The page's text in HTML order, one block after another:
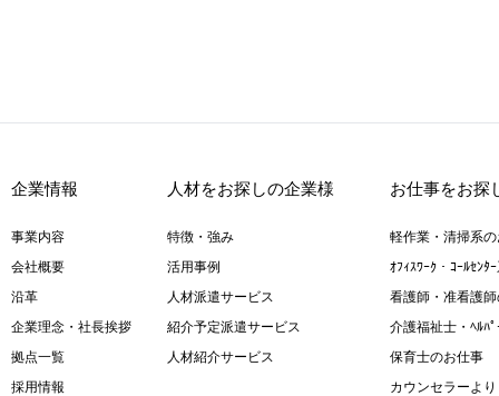
報の適正管
実施させます
６．個人情
ご本人様は
的の通知、
去、第三者
し出ること
企業情報
事業内容
会社概要
沿革
企業理念・社長挨拶
拠点一覧
採用情報
人材をお探しの企業様
特徴・強み
活用事例
人材派遣サービス
紹介予定派遣サービス
人材紹介サービス
お仕事をお探
軽作業・清掃系
ｵﾌｨｽﾜｰｸ・ｺｰﾙｾﾝﾀ
看護師・准看護
介護福祉士・ﾍﾙﾊ
保育士のお仕事
カウンセラーより